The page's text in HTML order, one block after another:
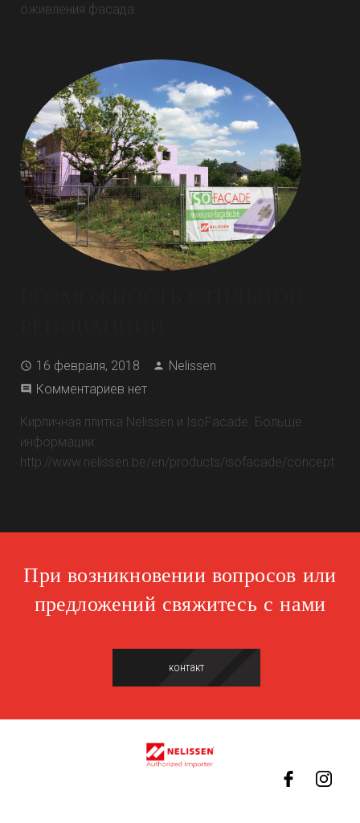
оживления фасада.
16 февраля, 2018
Nelissen
Комментариев нет
Кирпичная плитка Nelissen и IsoFacade. Больше
информации:
http://www.nelissen.be/en/products/isofacade/concept
При возникновении вопросов или
предложений свяжитесь с нами
контакт